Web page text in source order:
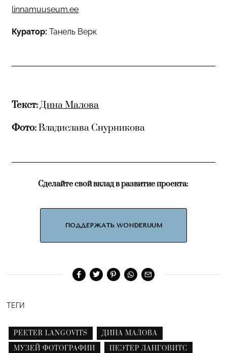
linnamuuseum.ee
Куратор: Танель Верк
Текст:Дина Малова
Фото:Владислава Снурникова
Сделайте свой вклад в развитие проекта:
ПОДДЕРЖАТЬ WONDERUUM
ТЕГИ
PEETER LANGOVITS
ДИНА МАЛОВА
МУЗЕЙ ФОТОГРАФИИ
ПЕЭТЕР ЛАНГОВИТС